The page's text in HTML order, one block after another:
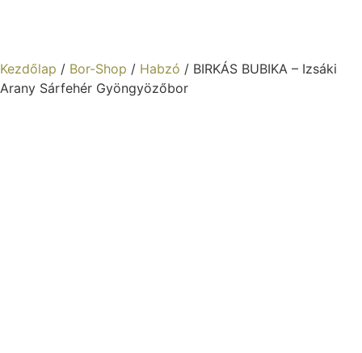
Kezdőlap / Bor-Shop / Habzó / BIRKÁS BUBIKA – Izsáki
Arany Sárfehér Gyöngyözőbor